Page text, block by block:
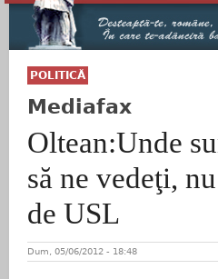
POLITICĂ
Mediafax
Oltean:Unde
să ne vedeţi,
de USL
Dum, 05/06/2012 - 18:48